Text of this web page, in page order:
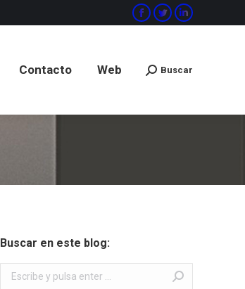
Facebook
TwitterLinkedin
Contacto Web Buscar:
Buscar
Buscar en este blog:
Buscar:
Contacto Web Buscar:
Buscar